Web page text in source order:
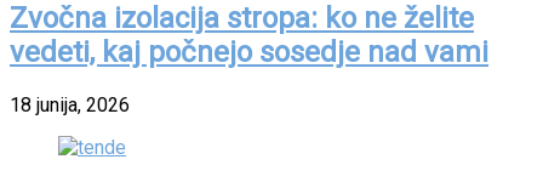
Zvočna izolacija stropa: ko ne želite
vedeti, kaj počnejo sosedje nad vami
18 junija, 2026